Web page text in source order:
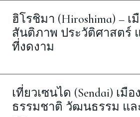
ฮิโรชิมา (Hiroshima) – เ
สันติภาพ ประวัติศาสตร์
ที่งดงาม
เที่ยวเซนได (Sendai) เมือ
ธรรมชาติ วัฒนธรรม แล